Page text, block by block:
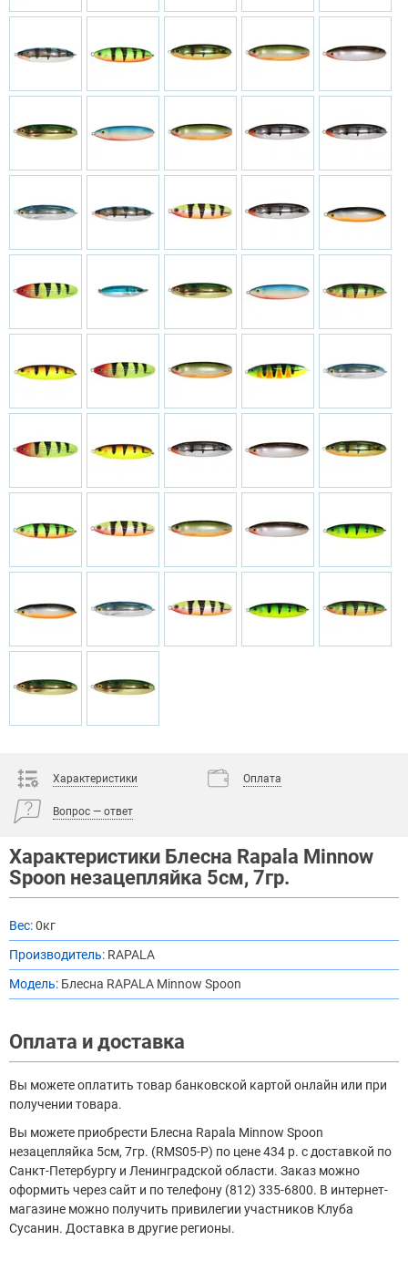
Характеристики Оплата
Вопрос — ответ
Характеристики Блесна Rapala Minnow
Spoon незацепляйка 5см, 7гр.
Вес:0кг
Производитель: RAPALA
Модель: Блесна RAPALA Minnow Spoon
Оплата и доставка
Вы можете оплатить товар банковской картой онлайн или при
получении товара.
Вы можете приобрести Блесна Rapala Minnow Spoon
незацепляйка 5см, 7гр. (RMS05-P) по цене 434 р. с доставкой по
Санкт-Петербургу и Ленинградской области. Заказ можно
оформить через сайт и по телефону (812) 335-6800. В интернет-
магазине можно получить привилегии участников Клуба
Сусанин. Доставка в другие регионы.